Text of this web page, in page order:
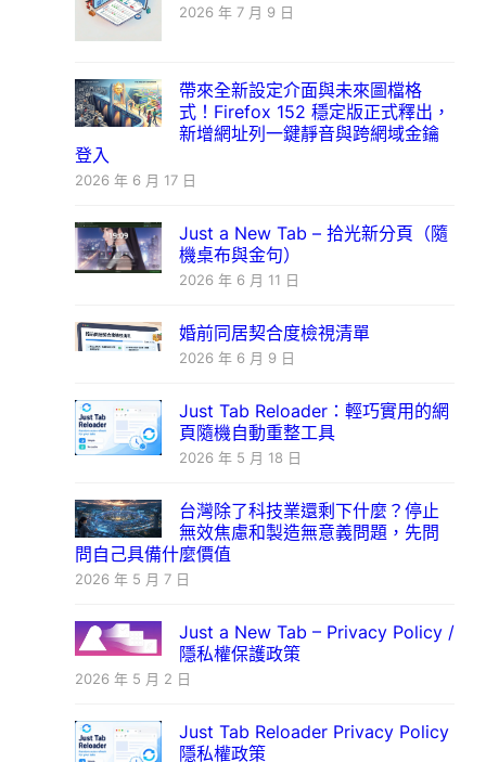
2026 年 7 月 9 日
帶來全新設定介面與未來圖檔格
式！Firefox 152 穩定版正式釋出，
新增網址列一鍵靜音與跨網域金鑰
登入
2026 年 6 月 17 日
Just a New Tab – 拾光新分頁（隨
機桌布與金句）
2026 年 6 月 11 日
婚前同居契合度檢視清單
2026 年 6 月 9 日
Just Tab Reloader：輕巧實用的網
頁隨機自動重整工具
2026 年 5 月 18 日
台灣除了科技業還剩下什麼？停止
無效焦慮和製造無意義問題，先問
問自己具備什麼價值
2026 年 5 月 7 日
Just a New Tab – Privacy Policy /
隱私權保護政策
2026 年 5 月 2 日
Just Tab Reloader Privacy Policy
隱私權政策